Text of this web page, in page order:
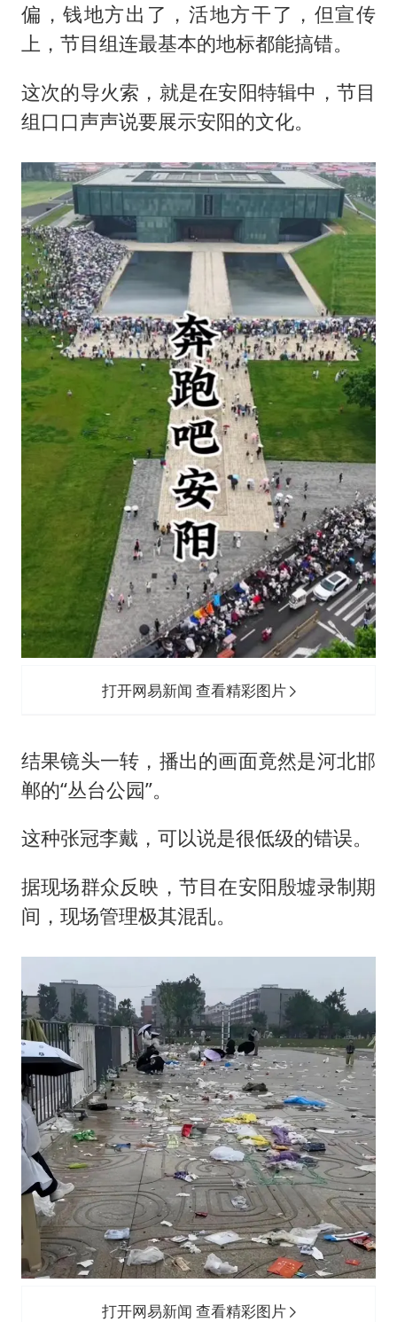
偏，钱地方出了，活地方干了，但宣传
上，节目组连最基本的地标都能搞错。
这次的导火索，就是在安阳特辑中，节目
组口口声声说要展示安阳的文化。
打开网易新闻 查看精彩图片
结果镜头一转，播出的画面竟然是河北邯
郸的“丛台公园”。
这种张冠李戴，可以说是很低级的错误。
据现场群众反映，节目在安阳殷墟录制期
间，现场管理极其混乱。
打开网易新闻 查看精彩图片